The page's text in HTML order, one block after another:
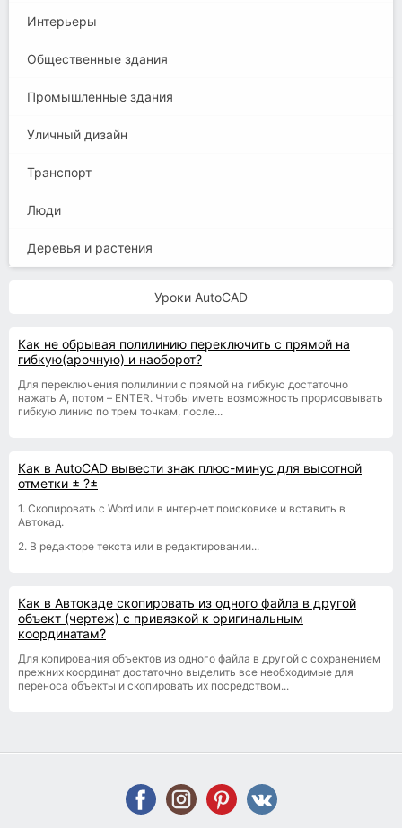
Интерьеры
Общественные здания
Промышленные здания
Уличный дизайн
Транспорт
Люди
Деревья и растения
Уроки AutoCAD
Как не обрывая полилинию переключить с прямой на
гибкую(арочную) и наоборот?
Для переключения полилинии с прямой на гибкую достаточно
нажать A, потом – ENTER. Чтобы иметь возможность прорисовывать
гибкую линию по трем точкам, после...
Как в AutoCAD вывести знак плюс-минус для высотной
отметки ± ?±
1. Скопировать с Word или в интернет поисковике и вставить в
Автокад.
2. В редакторе текста или в редактировании...
Как в Автокаде скопировать из одного файла в другой
объект (чертеж) с привязкой к оригинальным
координатам?
Для копирования объектов из одного файла в другой с сохранением
прежних координат достаточно выделить все необходимые для
переноса объекты и скопировать их посредством...